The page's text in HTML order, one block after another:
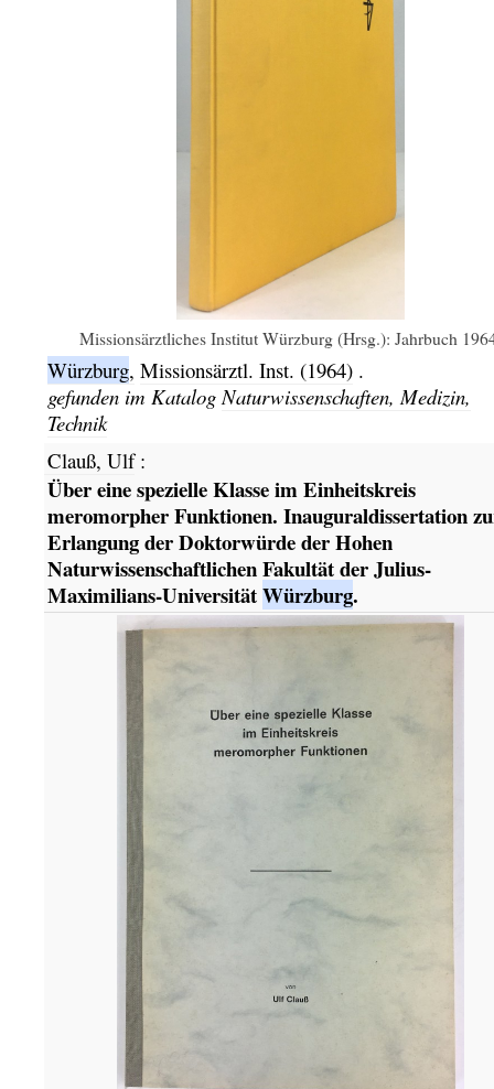
Missionsärztliches Institut Würzburg (Hrsg.): Jahrbuch
Würzburg, Missionsärztl. Inst. (1964) .
gefunden im KatalogNaturwissenschaften, Medizin,
Technik
Clauß, Ulf:
Über eine spezielle Klasse im Einheitskreis
meromorpher Funktionen. Inauguraldissertation
Erlangung der Doktorwürde der Hohen
Naturwissenschaftlichen Fakultät der Julius-
Maximilians-UniversitätWürzburg.